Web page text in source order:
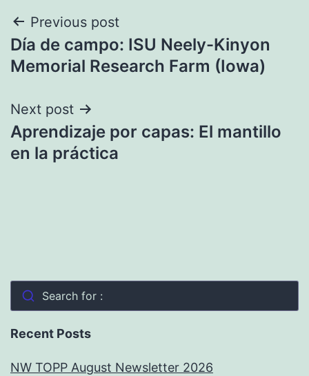
Post
navigation
Previous post
Día de campo: ISU Neely-Kinyon
Memorial Research Farm (Iowa)
Next post
Aprendizaje por capas: El mantillo
en la práctica
Search for :
Recent Posts
NW TOPP August Newsletter 2026